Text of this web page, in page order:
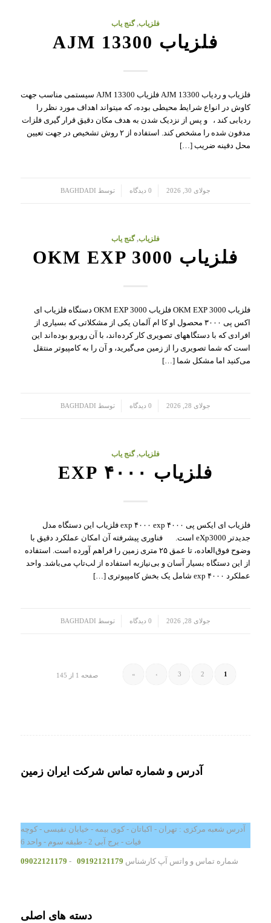
فلزیاب,گنج یاب
فلزیاب AJM 13300
فلزیاب و ردیاب AJM 13300 فلزیاب AJM 13300 سیستمی مناسب جهت
کاوش در انواع شرایط محیطی بوده، که میتواند اهداف مورد نظر را
ردیابی کند ، و پس از نزدیک شدن به هدف مکان دقیق قرار گیری فلزات
مدفون شده را مشخص کند. استفاده از ۲ روش تشخیص در جهت تعیین
محل دفینه ضریب […]
جولای 30, 2026
/ 0 دیدگاه توسط BAGHDADI
فلزیاب,گنج یاب
فلزیاب OKM EXP 3000
فلزیاب OKM EXP 3000 فلزیاب OKM EXP 3000 دستگاه فلزیاب ای
اکس پی ۳۰۰۰ محصول او کا ام آلمان یکی از مشکلاتی که بسیاری از
افرادی که با دستگاههای تصویری کار کرده‌اند، با آن روبرو بوده‌اند این
است که شما تصویری را از زمین می‌گیرید، و آن را به کامپیو‌تر منتقل
می‌کنید اما مشکل شما […]
جولای 28, 2026
/ 0 دیدگاه توسط BAGHDADI
فلزیاب,گنج یاب
فلزیاب ۴۰۰۰ EXP
فلزیاب ای ایکس پی ۴۰۰۰ exp ۴۰۰۰ exp فلزیاب این دستگاه مدل
جدیدتر eXp3000 است. فناوری پیشرفته آن امکان عملکرد دقیق با
وضوح فوق‌العاده، تا عمق ۲۵ متری زمین را فراهم آورده است. استفاده
از این دستگاه بسیار آسان و بی‌نیازبه استفاده از لب‌تاپ می‌باشد. واحد
عملکرد ۴۰۰۰ exp شامل یک بخش کامپیوتری […]
جولای 28, 2026
/ 0 دیدگاه توسط BAGHDADI
صفحه 1 از 145 1
2
3
›
»
آدرس و شماره تماس شرکت ایران زمین
آدرس شعبه مرکزی : تهران - اکباتان - کوی بیمه - خیابان نفیسی - کوچه
فیات - برج آبی 2 - طبقه سوم - واحد 6
شماره تماس و واتس آپ کارشناس 09192121179
-
09022121179
دسته های اصلی